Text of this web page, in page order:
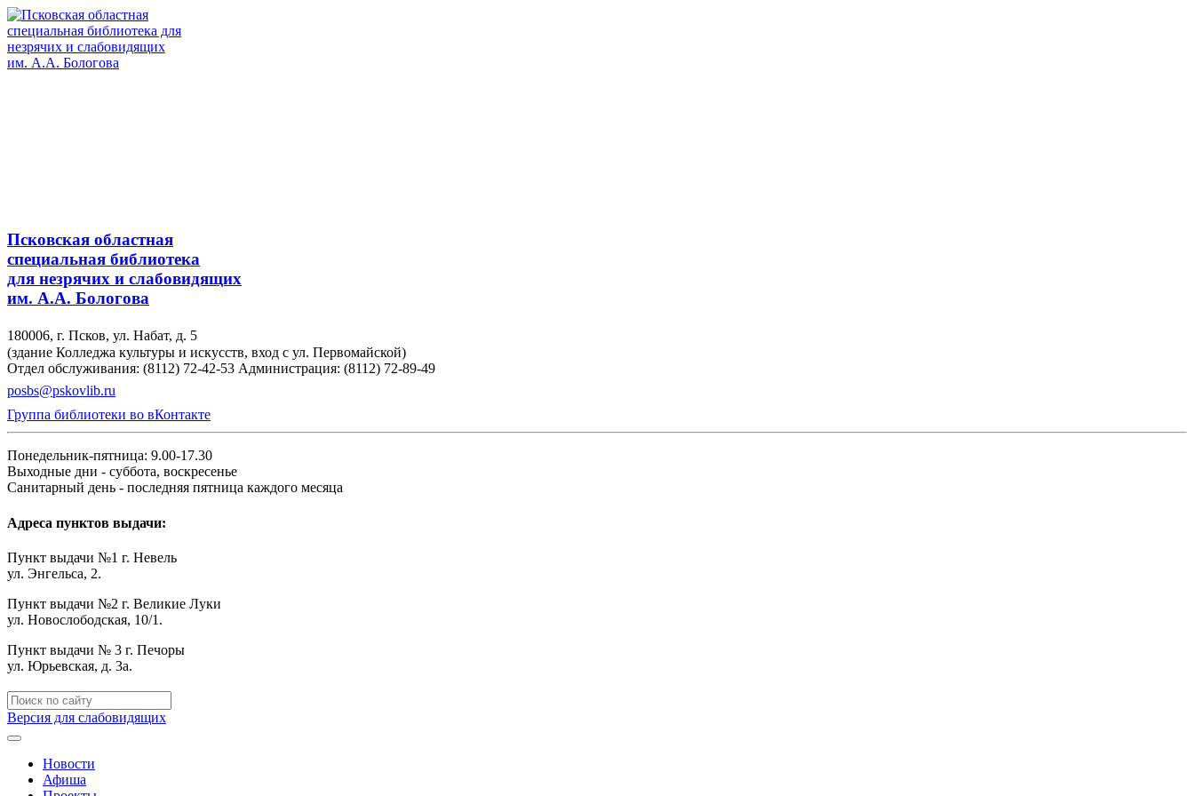
Псковская областная
специальная библиотека
для незрячих и слабовидящих
им. А.А. Бологова
180006, г. Псков, ул. Набат, д. 5
(здание Колледжа культуры и искусств, вход с ул. Первомайской)
Отдел обслуживания: (8112) 72-42-53 Администрация: (8112) 72-89-49
posbs@pskovlib.ru
Группа библиотеки во вКонтакте
Понедельник-пятница: 9.00-17.30
Выходные дни - суббота, воскресенье
Санитарный день - последняя пятница каждого месяца
Адреса пунктов выдачи:
Пункт выдачи №1 г. Невель
ул. Энгельса, 2.
Пункт выдачи №2 г. Великие Луки
ул. Новослободская, 10/1.
Пункт выдачи № 3 г. Печоры
ул. Юрьевская, д. 3а.
Версия для слабовидящих
Новости
Афиша